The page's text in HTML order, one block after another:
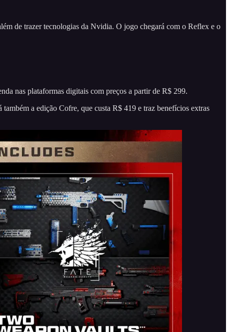
de trazer tecnologias da Nvidia. O jogo chegará com o Reflex e o
nas plataformas digitais com preços a partir de R$ 299.
a edição Cofre, que custa R$ 419 e traz benefícios extras